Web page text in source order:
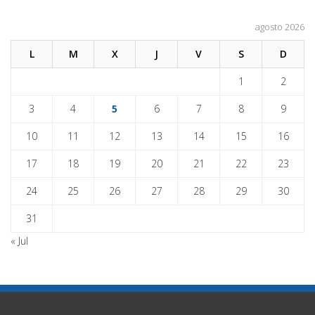
agosto 2026
L M X J V S D
1 2
3 4 5 6 7 8 9
10 11 12 13 14 15 16
17 18 19 20 21 22 23
24 25 26 27 28 29 30
31
« Jul